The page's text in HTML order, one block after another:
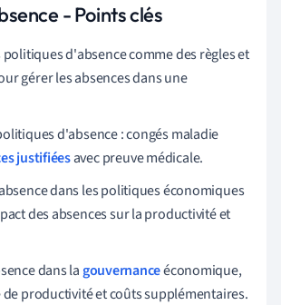
- Points clés
d'absence comme des règles et
gérer les absences dans une
d'absence : congés maladie
justifiéesavec preuve médicale.
dans les politiques économiques
des absences sur la productivité et
dans la gouvernanceéconomique,
productivité et coûts supplémentaires.